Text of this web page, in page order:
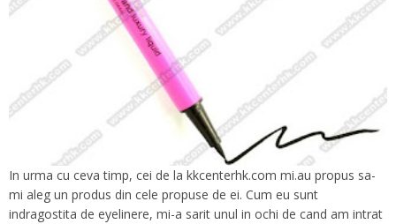
In urma cu ceva timp, cei de la kkcenterhk.com mi.au propus sa-
mi aleg un produs din cele propuse de ei. Cum eu sunt
indragostita de eyelinere, mi-a sarit unul in ochi de cand am intrat